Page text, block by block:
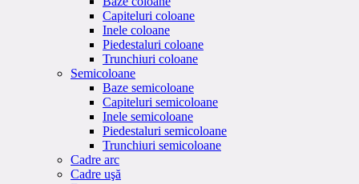
Capiteluri coloane
Inele coloane
Piedestaluri coloane
Trunchiuri coloane
Semicoloane
Baze semicoloane
Capiteluri semicoloane
Inele semicoloane
Piedestaluri semicoloane
Trunchiuri semicoloane
Cadre arc
Cadre uşă